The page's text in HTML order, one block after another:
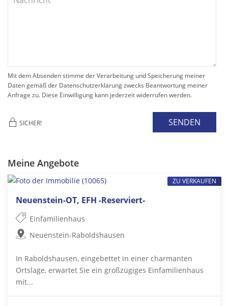
Mit dem Absenden stimme der Verarbeitung und Speicherung meiner
Daten gemäß der Datenschutzerklärung zwecks Beantwortung meiner
Anfrage zu. Diese Einwilligung kann jederzeit widerrufen werden.
SICHER! SENDEN
Meine Angebote
Neuenstein-OT, EFH -Reserviert-
Einfamilienhaus
Neuenstein-Raboldshausen
In Raboldshausen, eingebettet in einer charmanten
Ortslage, erwartet Sie ein großzügiges Einfamilienhaus
mit...
ZU VERKAUFEN